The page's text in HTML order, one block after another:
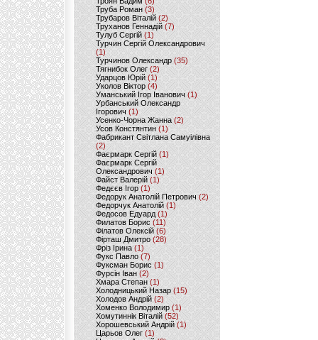
Труба Роман(3)
Трубаров Віталій (2)
Труханов Геннадій (7)
Тулуб Сергій(1)
Турчин Сергій Олександрович
(1)
Турчинов Олександр(35)
Тягнибок Олег (2)
Ударцов Юрій (1)
Уколов Віктор(4)
Уманський Ігор Іванович(1)
Урбанський Олександр
Ігорович (1)
Усенко-Чорна Жанна (2)
Усов Констянтин(1)
Фабрикант Світлана Самуілівна
(2)
Фаєрмарк Сергій(1)
Фаєрмарк Сергій
Олександрович (1)
Файст Валерій(1)
Федєєв Ігор (1)
Федорук Анатолій Петрович (2)
Федорчук Анатолій (1)
Федосов Едуард (1)
Филатов Борис (11)
Філатов Олексій (6)
Фірташ Дмитро (28)
Фріз Ірина (1)
Фукс Павло (7)
Фуксман Борис (1)
Фурсін Іван (2)
Хмара Степан(1)
Холодницький Назар(15)
Холодов Андрій (2)
Хоменко Володимир (1)
Хомутиннік Віталій (52)
Хорошевський Андрій (1)
Царьов Олег (1)